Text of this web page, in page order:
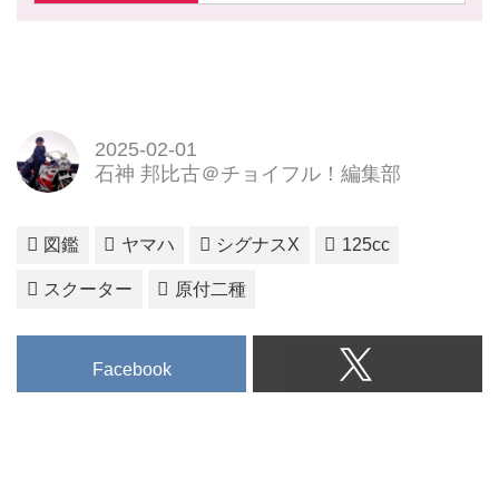
2025-02-01
石神 邦比古＠チョイフル！編集部
図鑑 ヤマハ シグナスX 125cc
スクーター 原付二種
Facebook